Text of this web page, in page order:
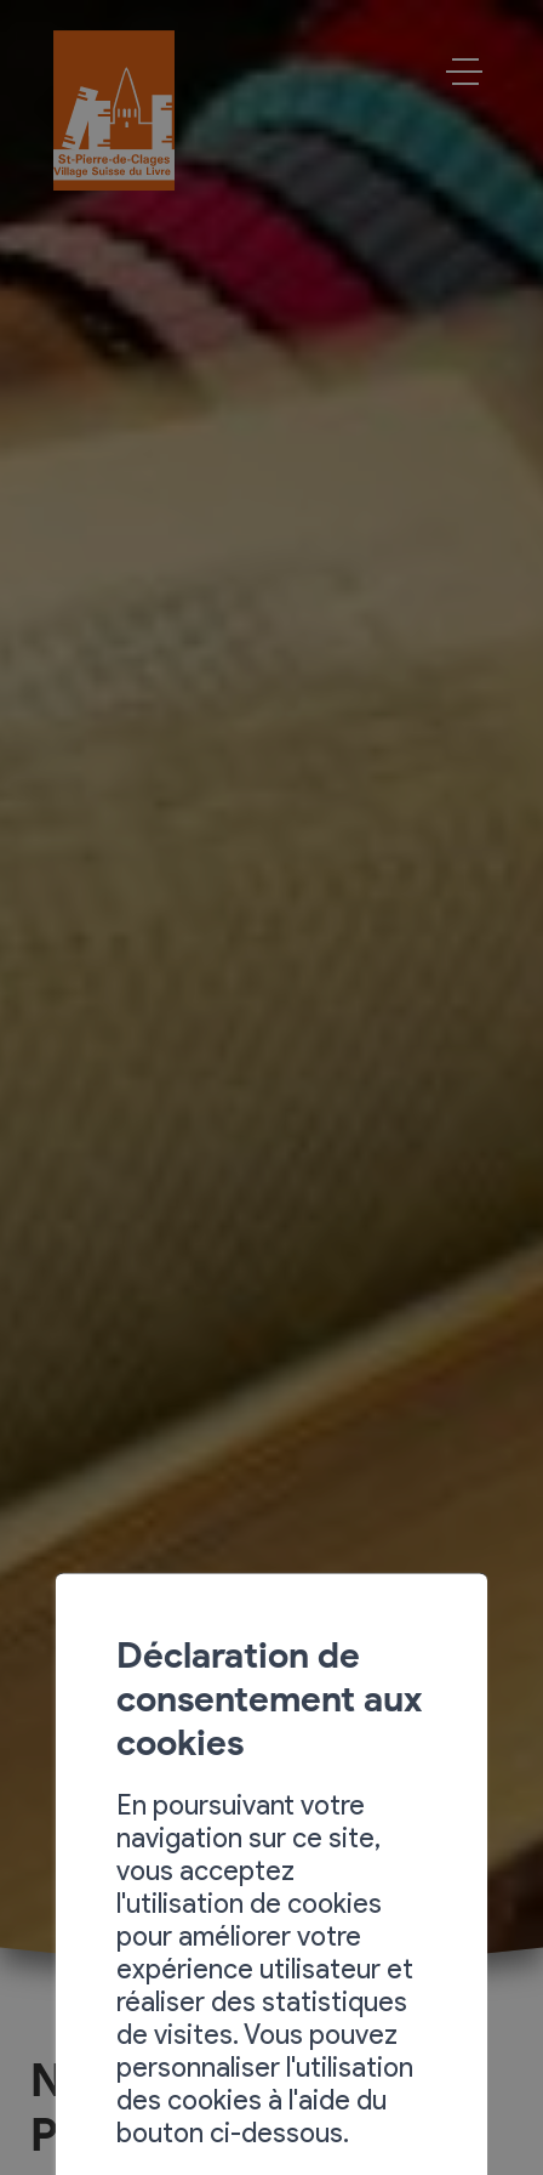
Nuit du conte à St-
Pierre-de-Clages
Déclaration de
consentement aux
cookies
En poursuivant votre
navigation sur ce site,
vous acceptez
l'utilisation de cookies
pour améliorer votre
expérience utilisateur et
réaliser des statistiques
de visites. Vous pouvez
personnaliser l'utilisation
des cookies à l'aide du
bouton ci-dessous.